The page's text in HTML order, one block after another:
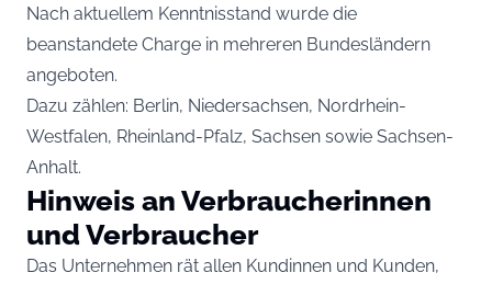
Nach aktuellem Kenntnisstand wurde die
beanstandete Charge in mehreren Bundesländern
angeboten.
Dazu zählen: Berlin, Niedersachsen, Nordrhein-
Westfalen, Rheinland-Pfalz, Sachsen sowie Sachsen-
Anhalt.
Hinweis an Verbraucherinnen
und Verbraucher
Das Unternehmen rät allen Kundinnen und Kunden,